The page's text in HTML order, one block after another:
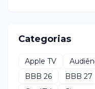
Categorias
Apple TV
BBB 26
BBB 27